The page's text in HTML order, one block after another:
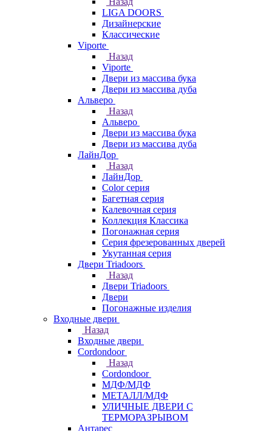
LIGA DOORS
Дизайнерские
Классические
Viporte
Назад
Viporte
Двери из массива бука
Двери из массива дуба
Альверо
Назад
Альверо
Двери из массива бука
Двери из массива дуба
ЛайнДор
Назад
ЛайнДор
Color серия
Багетная серия
Калевочная серия
Коллекция Классика
Погонажная серия
Серия фрезерованных дверей
Укутанная серия
Двери Triadoors
Назад
Двери Triadoors
Двери
Погонажные изделия
Входные двери
Назад
Входные двери
Cordondoor
Назад
Cordondoor
МДФ/МДФ
МЕТАЛЛ/МДФ
УЛИЧНЫЕ ДВЕРИ С
ТЕРМОРАЗРЫВОМ
Антарес